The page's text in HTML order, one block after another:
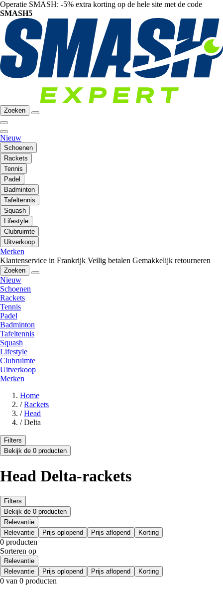
Operatie SMASH: -5% extra korting op de hele site met de code
SMASH5
Zoeken
Nieuw
Schoenen
Rackets
Tennis
Padel
Badminton
Tafeltennis
Squash
Lifestyle
Clubruimte
Uitverkoop
Merken
Klantenservice in Frankrijk Veilig betalen Gemakkelijk retourneren
Zoeken
Nieuw
Schoenen
Rackets
Tennis
Padel
Badminton
Tafeltennis
Squash
Lifestyle
Clubruimte
Uitverkoop
Merken
Home
/ Rackets
/ Head
/ Delta
Filters
Bekijk de 0 producten
Head Delta-rackets
Filters
Bekijk de 0 producten
Relevantie
Relevantie
Prijs oplopend Prijs aflopend Korting
0 producten
Sorteren op
Relevantie
Relevantie
Prijs oplopend Prijs aflopend Korting
0 van 0 producten